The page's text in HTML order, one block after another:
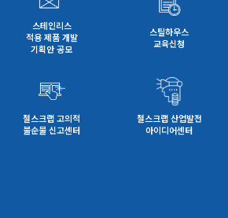
스테인리스
적용 제품 개발
기획안 공모
스틸하우스
교육신청
철스크랩 고의적
불순물 신고센터
철스크랩 산업발전
아이디어센터